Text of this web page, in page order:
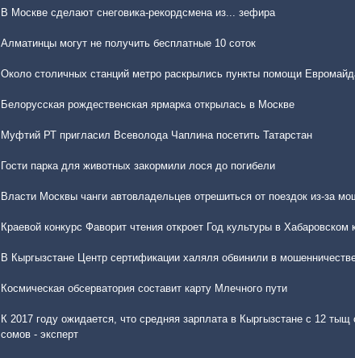
В Москве сделают снеговика-рекордсмена из... зефира
Алматинцы могут не получить бесплатные 10 соток
Около столичных станций метро раскрылись пункты помощи
Белорусская рождественская ярмарка открылась в Москве
Муфтий РТ пригласил Всеволода Чаплина посетить Татарстан
Гости парка для животных закормили лося до погибели
Власти Москвы чанги автовладельцев отрешиться от поездок из-за
Краевой конкурс Фаворит чтения откроет Год культуры в Хабаровском
В Кыргызстане Центр сертификации халяля обвинили в
Космическая обсерватория составит карту Млечного пути
К 2017 году ожидается, что средняя зарплата в Кыргызстане с 12
сомов - эксперт